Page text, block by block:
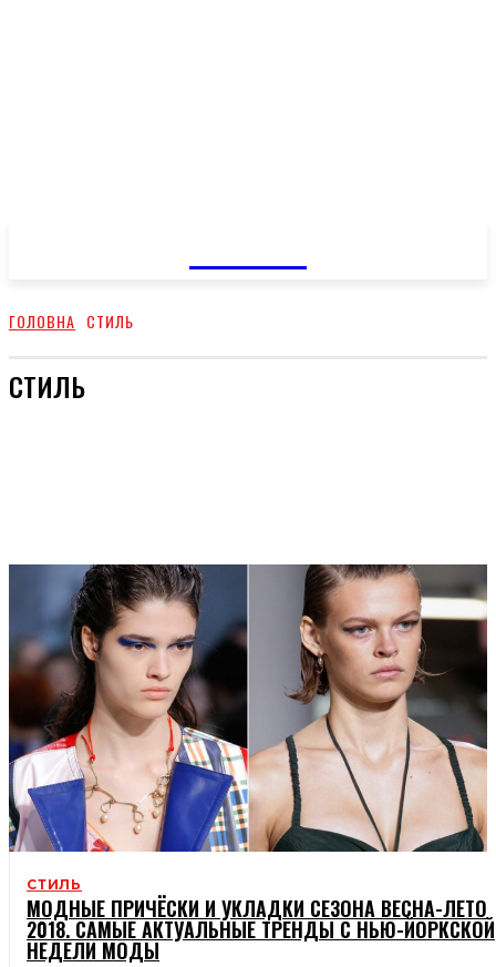
ГОЛОВНА СТИЛЬ
СТИЛЬ
СТИЛЬ
МОДНЫЕ ПРИЧЁСКИ И УКЛАДКИ СЕЗОНА ВЕСНА-ЛЕТО
2018. САМЫЕ АКТУАЛЬНЫЕ ТРЕНДЫ С НЬЮ-ЙОРКСКОЙ
НЕДЕЛИ МОДЫ